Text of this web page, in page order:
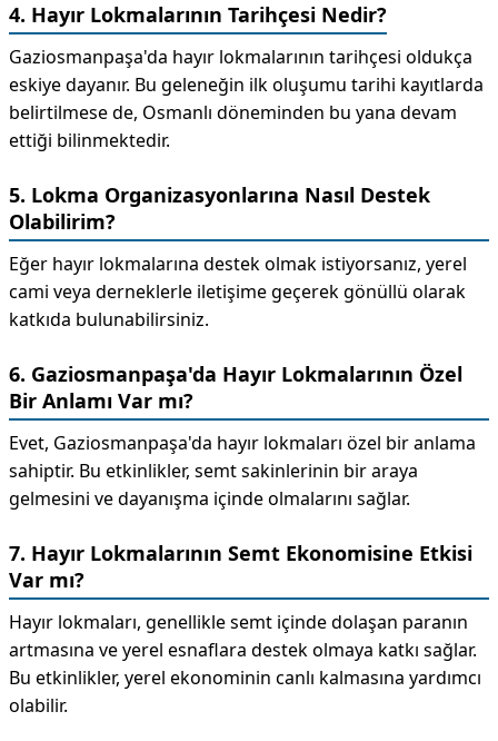
4. Hayır Lokmalarının Tarihçesi Nedir?
Gaziosmanpaşa'da hayır lokmalarının tarihçesi oldukça
eskiye dayanır. Bu geleneğin ilk oluşumu tarihi kayıtlarda
belirtilmese de, Osmanlı döneminden bu yana devam
ettiği bilinmektedir.
5. Lokma Organizasyonlarına Nasıl Destek
Olabilirim?
Eğer hayır lokmalarına destek olmak istiyorsanız, yerel
cami veya derneklerle iletişime geçerek gönüllü olarak
katkıda bulunabilirsiniz.
6. Gaziosmanpaşa'da Hayır Lokmalarının Özel
Bir Anlamı Var mı?
Evet, Gaziosmanpaşa'da hayır lokmaları özel bir anlama
sahiptir. Bu etkinlikler, semt sakinlerinin bir araya
gelmesini ve dayanışma içinde olmalarını sağlar.
7. Hayır Lokmalarının Semt Ekonomisine Etkisi
Var mı?
Hayır lokmaları, genellikle semt içinde dolaşan paranın
artmasına ve yerel esnaflara destek olmaya katkı sağlar.
Bu etkinlikler, yerel ekonominin canlı kalmasına yardımcı
olabilir.